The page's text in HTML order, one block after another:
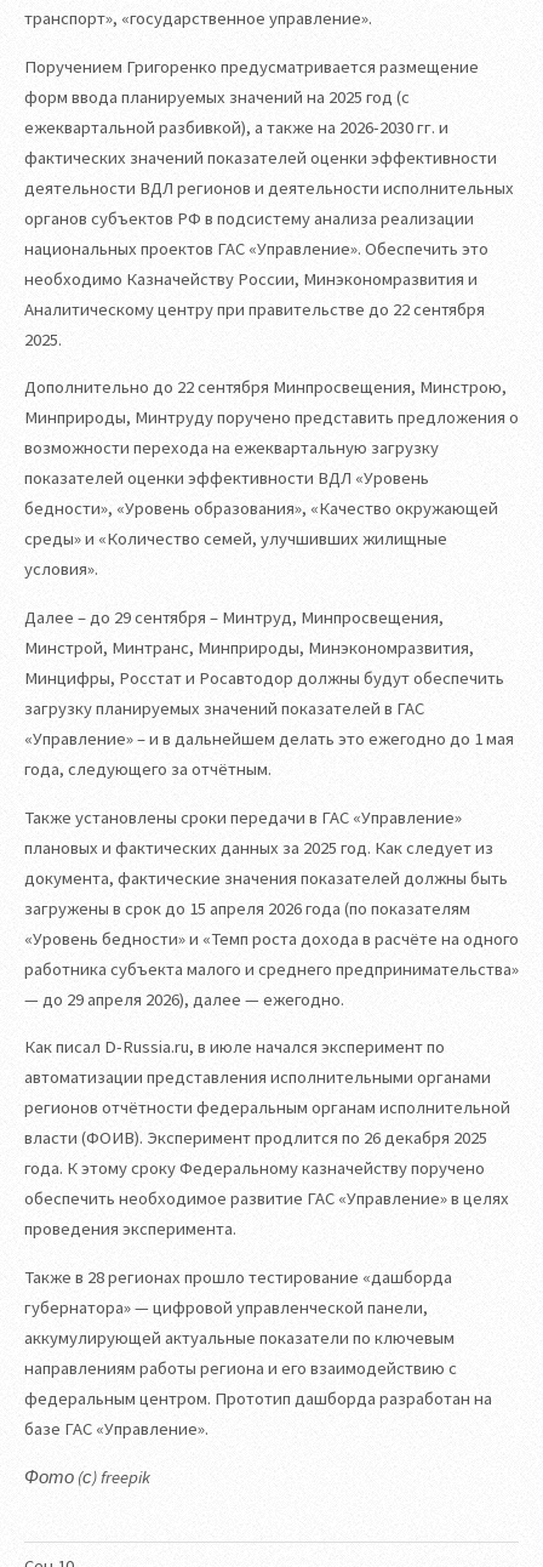
транспорт», «государственное управление».
Поручением Григоренко предусматривается размещение
форм ввода планируемых значений на 2025 год (с
ежеквартальной разбивкой), а также на 2026-2030 гг. и
фактических значений показателей оценки эффективности
деятельности ВДЛ регионов и деятельности исполнительных
органов субъектов РФ в подсистему анализа реализации
национальных проектов ГАС «Управление». Обеспечить это
необходимо Казначейству России, Минэкономразвития и
Аналитическому центру при правительстве до 22 сентября
2025.
Дополнительно до 22 сентября Минпросвещения, Минстрою,
Минприроды, Минтруду поручено представить предложения о
возможности перехода на ежеквартальную загрузку
показателей оценки эффективности ВДЛ «Уровень
бедности», «Уровень образования», «Качество окружающей
среды» и «Количество семей, улучшивших жилищные
условия».
Далее – до 29 сентября – Минтруд, Минпросвещения,
Минстрой, Минтранс, Минприроды, Минэкономразвития,
Минцифры, Росстат и Росавтодор должны будут обеспечить
загрузку планируемых значений показателей в ГАС
«Управление» – и в дальнейшем делать это ежегодно до 1 мая
года, следующего за отчётным.
Также установлены сроки передачи в ГАС «Управление»
плановых и фактических данных за 2025 год. Как следует из
документа, фактические значения показателей должны быть
загружены в срок до 15 апреля 2026 года (по показателям
«Уровень бедности» и «Темп роста дохода в расчёте на одного
работника субъекта малого и среднего предпринимательства»
— до 29 апреля 2026), далее — ежегодно.
Как писал D-Russia.ru, в июле начался эксперимент по
автоматизации представления исполнительными органами
регионов отчётности федеральным органам исполнительной
власти (ФОИВ). Эксперимент продлится по 26 декабря 2025
года. К этому сроку Федеральному казначейству поручено
обеспечить необходимое развитие ГАС «Управление» в целях
проведения эксперимента.
Также в 28 регионах прошло тестирование «дашборда
губернатора» — цифровой управленческой панели,
аккумулирующей актуальные показатели по ключевым
направлениям работы региона и его взаимодействию с
федеральным центром. Прототип дашборда разработан на
базе ГАС «Управление».
Фото (с) freepik